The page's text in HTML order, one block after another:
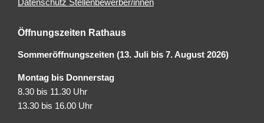
Datenschutz Stellenbewerber/innen
Öffnungszeiten Rathaus
Sommeröffnungszeiten (13. Juli bis 7. August 2026)
Montag bis Donnerstag
8.30 bis 11.30 Uhr
13.30 bis 16.00 Uhr